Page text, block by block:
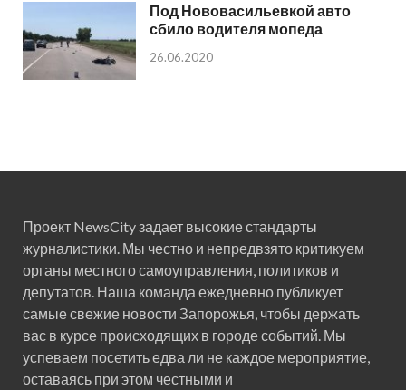
Под Нововасильевкой авто
сбило водителя мопеда
26.06.2020
Проект NewsCity задает высокие стандарты
журналистики. Мы честно и непредвзято критикуем
органы местного самоуправления, политиков и
депутатов. Наша команда ежедневно публикует
самые свежие новости Запорожья, чтобы держать
вас в курсе происходящих в городе событий. Мы
успеваем посетить едва ли не каждое мероприятие,
оставаясь при этом честными и